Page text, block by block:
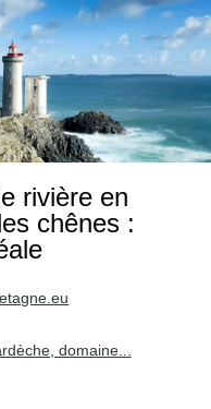
rivière en
chênes :
domaine...